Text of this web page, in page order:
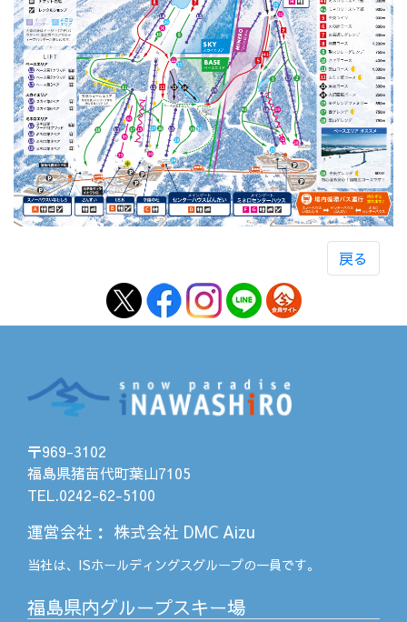
戻る
〒969-3102
福島県猪苗代町葉山7105
TEL.0242-62-5100
運営会社 ： 株式会社 DMC Aizu
当社は、 ISホールディングスグループの一員です。
福島県内グループスキー場